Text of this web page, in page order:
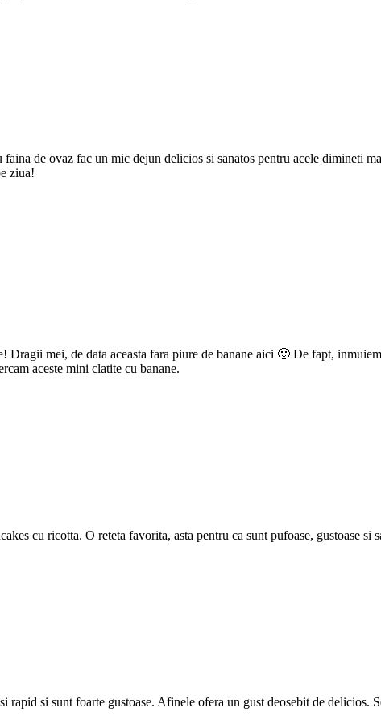
de ovaz fac un mic dejun delicios si sanatos pentru acele dimineti
ziua!
Dragii mei, de data aceasta fara piure de banane aici 🙂 De fapt,
aceste mini clatite cu banane.
cu ricotta. O reteta favorita, asta pentru ca sunt pufoase, gustoase si
si sunt foarte gustoase. Afinele ofera un gust deosebit de delicios.